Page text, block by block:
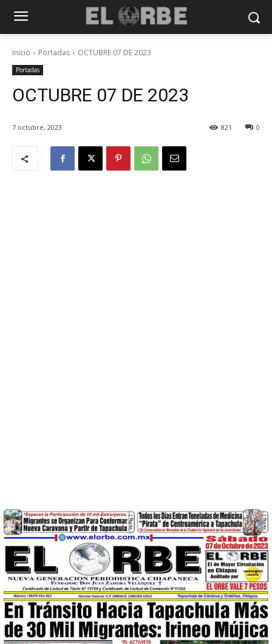
Inicio Portadas OCTUBRE 07 DE 2023
Portadas
OCTUBRE 07 DE 2023
7 octubre, 2023 0
821